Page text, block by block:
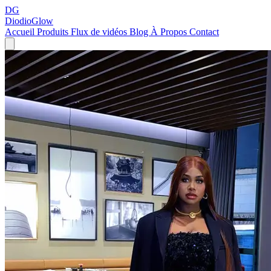
DG
DiodioGlow
Accueil Produits Flux de vidéos Blog À Propos Contact